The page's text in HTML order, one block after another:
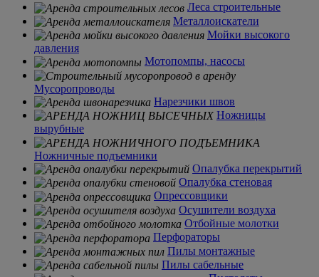
Леса строительные
Металлоискатели
Мойки высокого
давления
Мотопомпы, насосы
Мусоропроводы
Нарезчики швов
Ножницы
вырубные
Ножничные подъемники
Опалубка перекрытий
Опалубка стеновая
Опрессовщики
Осушители воздуха
Отбойные молотки
Перфораторы
Пилы монтажные
Пилы сабельные